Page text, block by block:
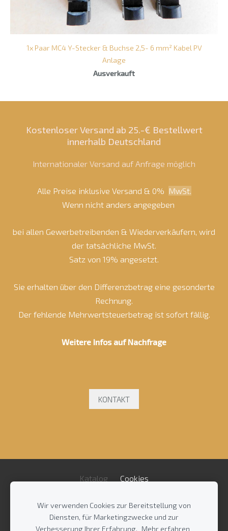
Kostenloser Versand ab 25.-€ Bestellwert
innerhalb Deutschland
Internationaler Versand auf Anfrage möglich
Alle Preise inklusive Versand & 0% MwSt.
Wenn nicht anders angegeben
bei allen Gewerbetreibenden & Wiederverkäufern, wird
der tatsächliche MwSt.
Satz von 19% angesetzt.
Sie erhalten über den Differenzbetrag eine gesonderte
Rechnung.
Der fehlende Mehrwertsteuerbetrag ist sofort fällig.
Weitere Infos auf Nachfrage
KONTAKT
1x Paar MC4 Y-Stecker & Buchse 2,5- 6 mm² Kabel PV
Anlage
Ausverkauft
Katalog Cookies
Impressum/ AGB/
Datenschutzrichtlinie/Kontakt
Wir verwenden Cookies zur Bereitstellung von
Diensten, für Marketingzwecke und zur
Verbesserung Ihrer Erfahrung. Mehr erfahren